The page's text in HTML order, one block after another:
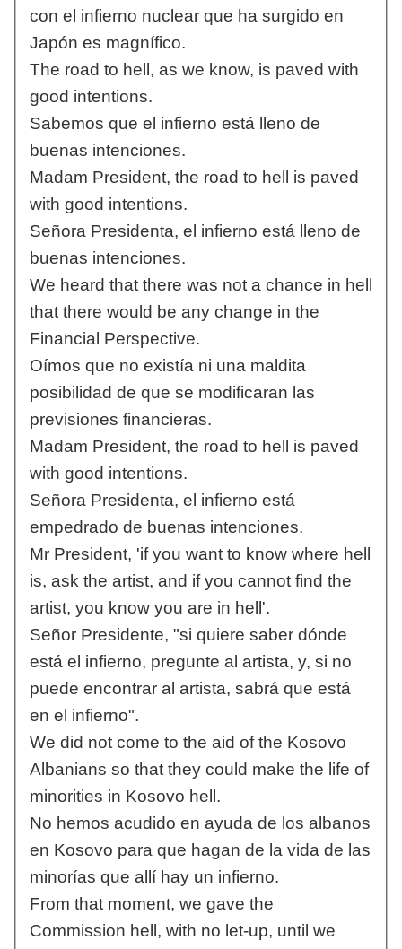
con el infierno nuclear que ha surgido en
Japón es magnífico.
The road to hell, as we know, is paved with
good intentions.
Sabemos que el infierno está lleno de
buenas intenciones.
Madam President, the road to hell is paved
with good intentions.
Señora Presidenta, el infierno está lleno de
buenas intenciones.
We heard that there was not a chance in hell
that there would be any change in the
Financial Perspective.
Oímos que no existía ni una maldita
posibilidad de que se modificaran las
previsiones financieras.
Madam President, the road to hell is paved
with good intentions.
Señora Presidenta, el infierno está
empedrado de buenas intenciones.
Mr President, 'if you want to know where hell
is, ask the artist, and if you cannot find the
artist, you know you are in hell'.
Señor Presidente, "si quiere saber dónde
está el infierno, pregunte al artista, y, si no
puede encontrar al artista, sabrá que está
en el infierno".
We did not come to the aid of the Kosovo
Albanians so that they could make the life of
minorities in Kosovo hell.
No hemos acudido en ayuda de los albanos
en Kosovo para que hagan de la vida de las
minorías que allí hay un infierno.
From that moment, we gave the
Commission hell, with no let-up, until we